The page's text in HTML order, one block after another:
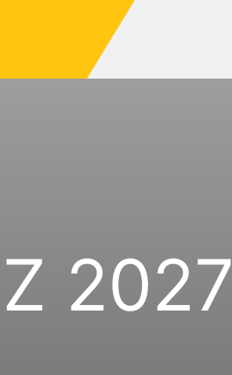
2027